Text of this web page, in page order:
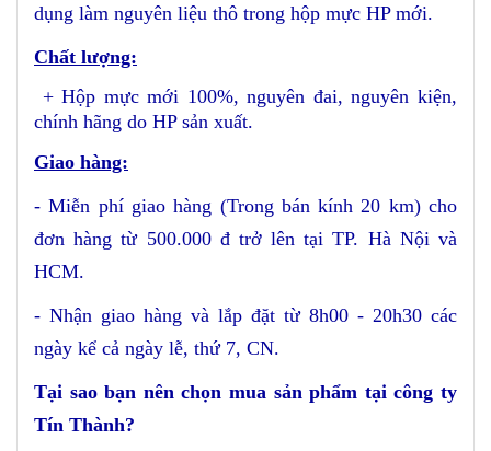
dụng làm nguyên liệu thô trong hộp mực HP mới.
Chất lượng:
+ Hộp mực mới 100%, nguyên đai, nguyên kiện,
chính hãng do HP sản xuất.
Giao hàng:
- Miễn phí giao hàng (Trong bán kính 20 km) cho
đơn hàng từ 500.000 đ trở lên tại TP. Hà Nội và
HCM.
- Nhận giao hàng và lắp đặt từ 8h00 - 20h30 các
ngày kể cả ngày lễ, thứ 7, CN.
Tại sao bạn nên chọn mua sản phẩm tại công ty
Tín Thành?